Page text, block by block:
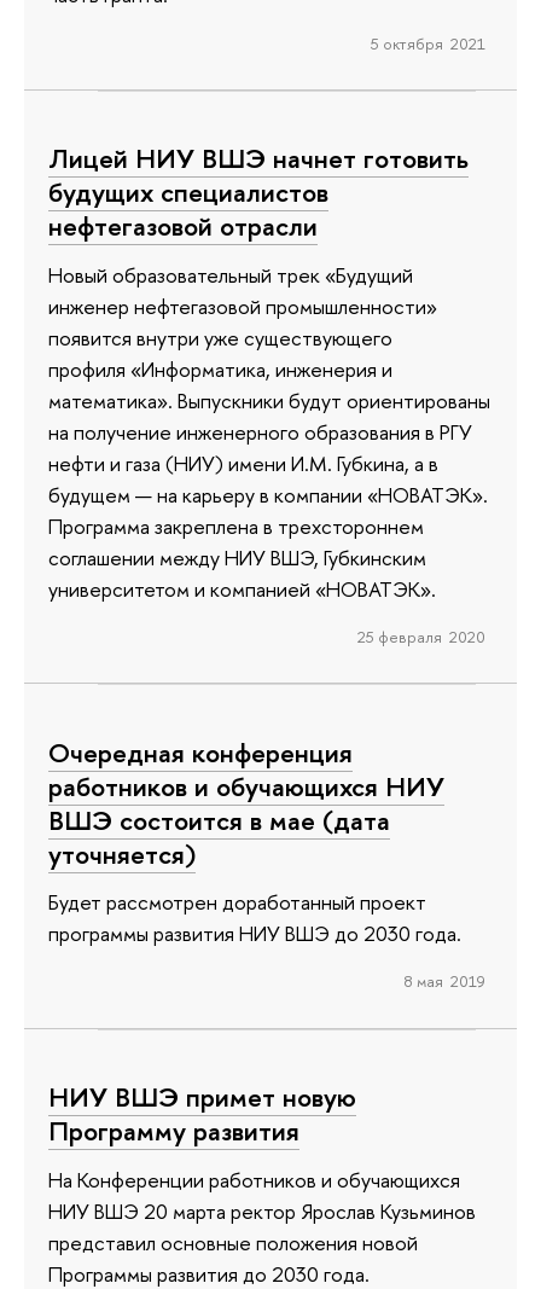
5 октября 2021
Лицей НИУ ВШЭ начнет готовить
будущих специалистов
нефтегазовой отрасли
Новый образовательный трек «Будущий
инженер нефтегазовой промышленности»
появится внутри уже существующего
профиля «Информатика, инженерия и
математика». Выпускники будут ориентированы
на получение инженерного образования в РГУ
нефти и газа (НИУ) имени И.М. Губкина, а в
будущем — на карьеру в компании «НОВАТЭК».
Программа закреплена в трехстороннем
соглашении между НИУ ВШЭ, Губкинским
университетом и компанией «НОВАТЭК».
25 февраля 2020
Очередная конференция
работников и обучающихся НИУ
ВШЭ состоится в мае (дата
уточняется)
Будет рассмотрен доработанный проект
программы развития НИУ ВШЭ до 2030 года.
8 мая 2019
НИУ ВШЭ примет новую
Программу развития
На Конференции работников и обучающихся
НИУ ВШЭ 20 марта ректор Ярослав Кузьминов
представил основные положения новой
Программы развития до 2030 года.